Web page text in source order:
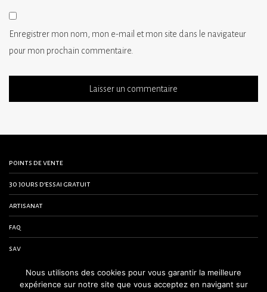
Enregistrer mon nom, mon e-mail et mon site dans le navigateur
pour mon prochain commentaire.
points de vente
30 jours d’essai gratuit
artisanat
faq
sav
contactez-nous
Nous utilisons des cookies pour vous garantir la meilleure
expérience sur notre site que vous acceptez en navigant sur